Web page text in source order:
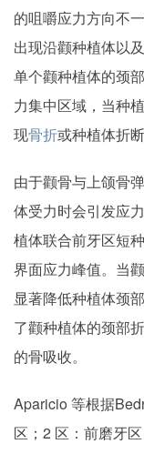
的咀嚼应力方向不
出现沿颧种植体以
单个颧种植体的颈
力集中区域，当种
现骨折或种植体折
由于颧骨与上颌骨
体受力时会引发应
植体联合前牙区短
界面应力峰值。当
显著降低种植体颈
了颧种植体的颈部
的骨吸收。
Aparicio 等根据
区；2 区：前磨牙